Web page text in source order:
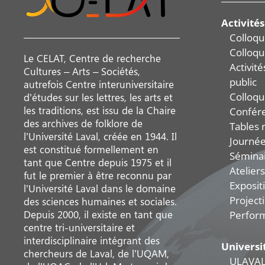
Le CELAT, Centre de recherche
Cultures – Arts – Sociétés,
autrefois Centre interuniversitaire
d’études sur les lettres, les arts et
les traditions, est issu de la Chaire
des archives de folklore de
l’Université Laval, créée en 1944. Il
est constitué formellement en
tant que Centre depuis 1975 et il
fut le premier à être reconnu par
l’Université Laval dans le domaine
des sciences humaines et sociales.
Depuis 2000, il existe en tant que
centre tri-universitaire et
interdisciplinaire intégrant des
chercheurs de Laval, de l’UQAM,
Activités
public
Tables
Ateliers